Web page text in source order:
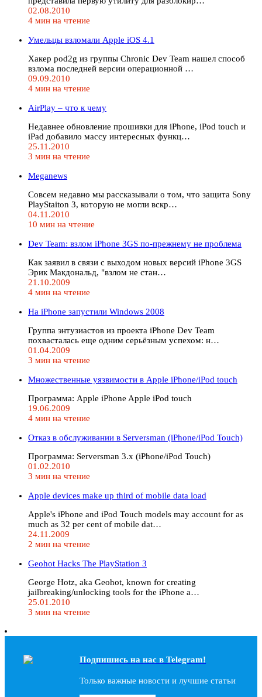
02.08.2010
4 мин на чтение
Умельцы взломали Apple iOS 4.1
Хакер pod2g из группы Chronic Dev Team нашел способ
взлома последней версии операционной …
09.09.2010
4 мин на чтение
AirPlay – что к чему
Недавнее обновление прошивки для iPhone, iPod touch и
iPad добавило массу интересных функц…
25.11.2010
3 мин на чтение
Meganews
Совсем недавно мы рассказывали о том, что защита Sony
PlayStaiton 3, которую не могли вскр…
04.11.2010
10 мин на чтение
Dev Team: взлом iPhone 3GS по-прежнему не проблема
Как заявил в связи с выходом новых версий iPhone 3GS
Эрик Макдональд, "взлом не стан…
21.10.2009
4 мин на чтение
На iPhone запустили Windows 2008
Группа энтузиастов из проекта iPhone Dev Team
похвасталась еще одним серьёзным успехом: н…
01.04.2009
3 мин на чтение
Множественные уязвимости в Apple iPhone/iPod touch
Программа: Apple iPhone Apple iPod touch
19.06.2009
4 мин на чтение
Отказ в обслуживании в Serversman (iPhone/iPod Touch)
Программа: Serversman 3.x (iPhone/iPod Touch)
01.02.2010
3 мин на чтение
Apple devices make up third of mobile data load
Apple's iPhone and iPod Touch models may account for as
much as 32 per cent of mobile dat…
24.11.2009
2 мин на чтение
Geohot Hacks The PlayStation 3
George Hotz, aka Geohot, known for creating
jailbreaking/unlocking tools for the iPhone a…
25.01.2010
3 мин на чтение
Подпишись на наc в Telegram!
Только важные новости и лучшие статьи